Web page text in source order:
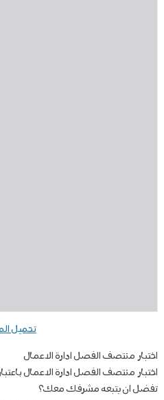
تحميل
اختبار منتصف الفصل ادارة الاعمال
اختبار منتصف الفصل ادارة الاعمال
تفضل ان يتبعه مشرفك معك؟